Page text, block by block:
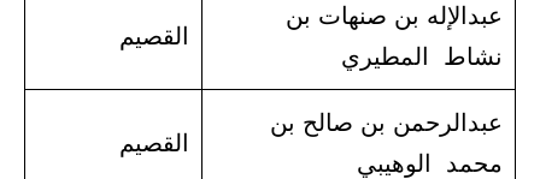
عبدالإله بن صنهات بن
نشاط المطيري
القصيم
عبدالرحمن بن صالح بن
محمد الوهيبي
القصيم